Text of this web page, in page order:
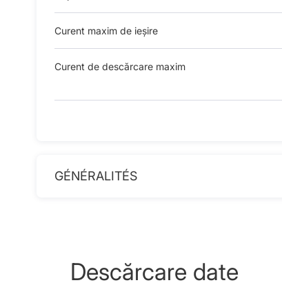
Curent maxim de ieșire
Curent de descărcare maxim
GÉNÉRALITÉS
Descărcare date